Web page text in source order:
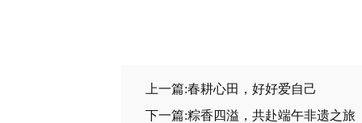
上一篇:春耕心田，好好爱自己
下一篇:粽香四溢，共赴端午非遗之旅